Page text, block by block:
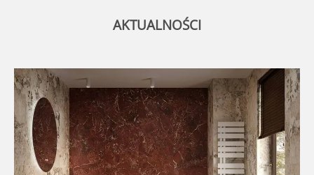
AKTUALNOŚCI